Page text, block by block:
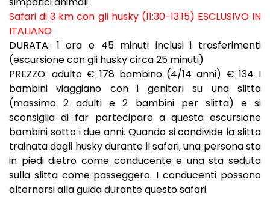
Safari di 3 km con gli husky (11:30-13:15) ESCLUSIVO IN
ITALIANO
DURATA: 1 ora e 45 minuti inclusi i trasferimenti
(escursione con gli husky circa 25 minuti)
PREZZO: adulto € 178 bambino (4/14 anni) € 134 I
bambini viaggiano con i genitori su una slitta
(massimo 2 adulti e 2 bambini per slitta) e si
sconsiglia di far partecipare a questa escursione
bambini sotto i due anni. Quando si condivide la slitta
trainata dagli husky durante il safari, una persona sta
in piedi dietro come conducente e una sta seduta
sulla slitta come passeggero. I conducenti possono
alternarsi alla guida durante questo safari.